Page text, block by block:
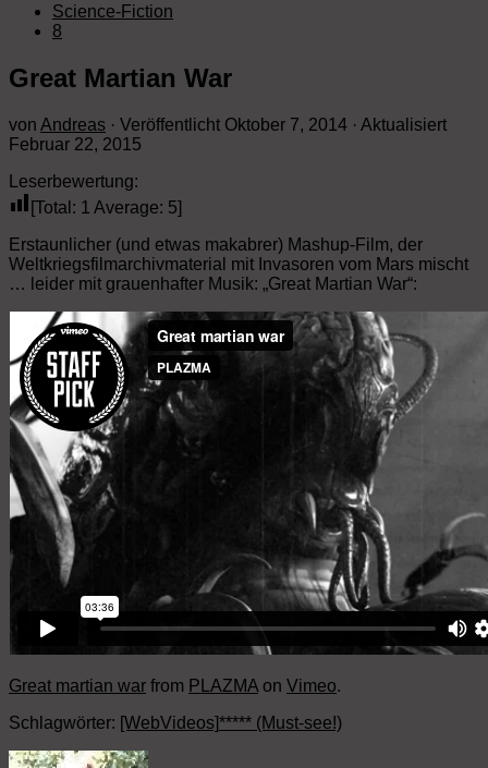
Science-Fiction
8
Great Martian War
von Andreas · Veröffentlicht Oktober 7, 2014 · Aktualisiert
Februar 22, 2015
Leserbewertung:
[Total: 1 Average: 5]
Erstaunlicher (und etwas makabrer) Mashup-Film, der
Weltkriegsfilmarchivmaterial mit Invasoren vom Mars mischt
… leider mit grauenhafter Musik: „Great Martian War“:
Great martian war from PLAZMA on Vimeo.
Schlagwörter: [WebVideos]***** (Must-see!)